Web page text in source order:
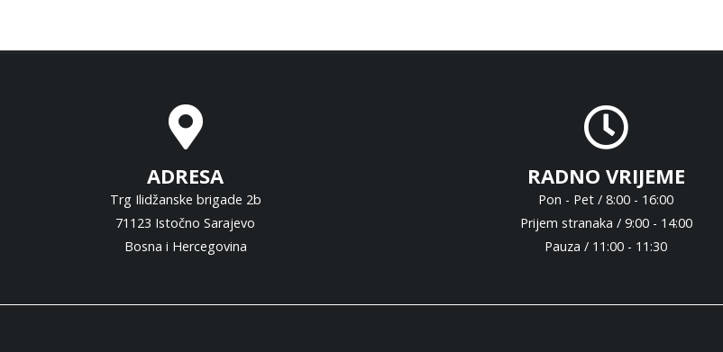
ADRESA
Trg Ilidžanske brigade 2b
71123 Istočno Sarajevo
Bosna i Hercegovina
RADNO VRIJEME
Pon - Pet / 8:00 - 16:00
Prijem stranaka / 9:00 - 14:00
Pauza / 11:00 - 11:30